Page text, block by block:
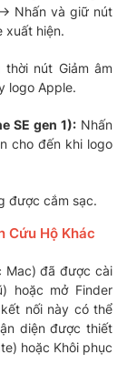
Nhấn và giữ nút
xuất hiện.
nút Giảm âm
logo Apple.
SE gen 1): Nhấn
cho đến khi logo
được cắm sạc.
Cứu Hộ Khác
Mac) đã được cài
hoặc mở Finder
nối này có thể
diện được thiết
hoặc Khôi phục